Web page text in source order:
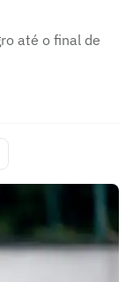
até o final de